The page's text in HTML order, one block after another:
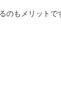
もメリットで